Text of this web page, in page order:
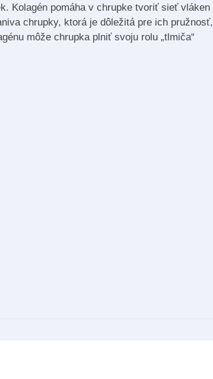
Kolagén pomáha v chrupke tvoriť sieť vláken
chrupky, ktorá je dôležitá pre ich pružnosť,
môže chrupka plniť svoju rolu „tlmiča“